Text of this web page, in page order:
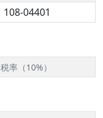
108-04401
率（10%）